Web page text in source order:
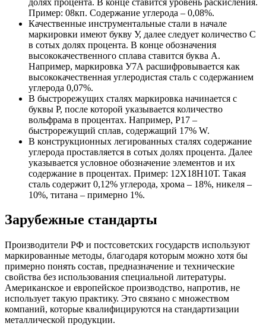
Пример: 08кп. Содержание углерода – 0,08%.
Качественные инструментальные стали в начале
маркировки имеют букву У, далее следует количество C
в сотых долях процента. В конце обозначения
высококачественного сплава ставится буква А.
Например, маркировка У7А расшифровывается как
высококачественная углеродистая сталь с содержанием
углерода 0,07%.
В быстрорежущих сталях маркировка начинается с
буквы Р, после которой указывается количество
вольфрама в процентах. Например, Р17 –
быстрорежущий сплав, содержащий 17% W.
В конструкционных легированных сталях содержание
углерода проставляется в сотых долях процента. Далее
указывается условное обозначение элементов и их
содержание в процентах. Пример: 12Х18Н10Т. Такая
сталь содержит 0,12% углерода, хрома – 18%, никеля –
10%, титана – примерно 1%.
Зарубежные стандарты
Производители РФ и постсоветских государств используют
маркированные методы, благодаря которым можно хотя бы
примерно понять состав, предназначение и технические
свойства без использования специальной литературы.
Американское и европейское производство, напротив, не
использует такую практику. Это связано с множеством
компаний, которые квалифицируются на стандартизации
металлической продукции.